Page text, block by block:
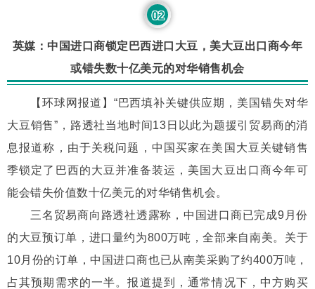
02
英媒：中国进口商锁定巴西进口大豆，美大豆出口商今年
或错失数十亿美元的对华销售机会
【环球网报道】“巴西填补关键供应期，美国错失对华
大豆销售”，路透社当地时间13日以此为题援引贸易商的消
息报道称，由于关税问题，中国买家在美国大豆关键销售
季锁定了巴西的大豆并准备装运，美国大豆出口商今年可
能会错失价值数十亿美元的对华销售机会。
三名贸易商向路透社透露称，中国进口商已完成9月份
的大豆预订单，进口量约为800万吨，全部来自南美。关于
10月份的订单，中国进口商也已从南美采购了约400万吨，
占其预期需求的一半。报道提到，通常情况下，中方购买